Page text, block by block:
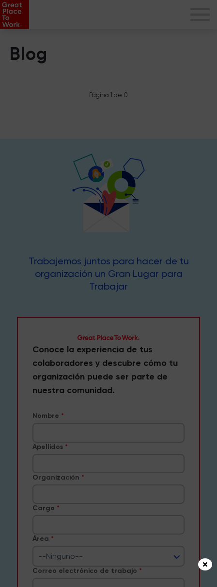
Blog
Página 1 de 0
Trabajemos juntos para hacer de tu
organización un Gran Lugar para
Trabajar
Conoce la experiencia de tus
colaboradores y descubre cómo tu
organización puede ser parte de
nuestra comunidad.
Nombre
Apellidos
Organización
Cargo
Área
--Ninguno--
Correo electrónico de trabajo